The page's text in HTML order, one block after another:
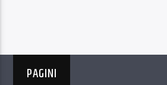
PAGINI